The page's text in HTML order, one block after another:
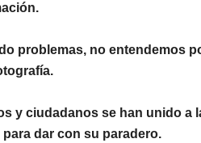
problemas, no entendemos
y ciudadanos se han unido a
dar con su paradero.